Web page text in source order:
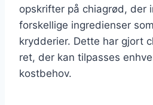
opskrifter på chiagrød, der
forskellige ingredienser
krydderier. Dette har gjort
ret, der kan tilpasses
kostbehov.